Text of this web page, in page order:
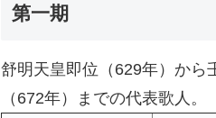
第一期
舒明天皇即位（629年）から
（672年）までの代表歌人。